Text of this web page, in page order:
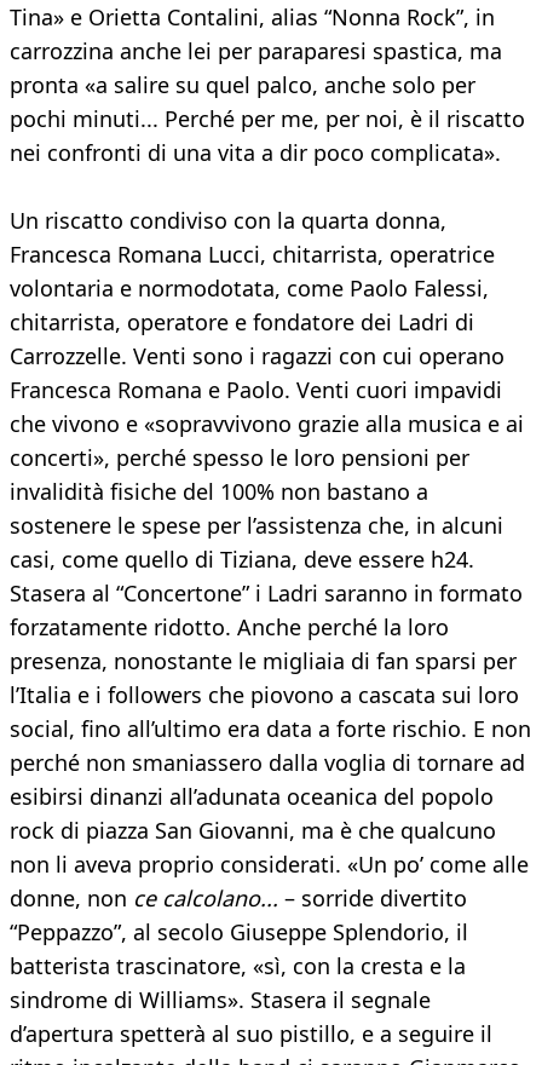
Tina» e Orietta Contalini, alias “Nonna Rock”, in
carrozzina anche lei per paraparesi spastica, ma
pronta «a salire su quel palco, anche solo per
pochi minuti... Perché per me, per noi, è il riscatto
nei confronti di una vita a dir poco complicata».
Un riscatto condiviso con la quarta donna,
Francesca Romana Lucci, chitarrista, operatrice
volontaria e normodotata, come Paolo Falessi,
chitarrista, operatore e fondatore dei Ladri di
Carrozzelle. Venti sono i ragazzi con cui operano
Francesca Romana e Paolo. Venti cuori impavidi
che vivono e «sopravvivono grazie alla musica e ai
concerti», perché spesso le loro pensioni per
invalidità fisiche del 100% non bastano a
sostenere le spese per l’assistenza che, in alcuni
casi, come quello di Tiziana, deve essere h24.
Stasera al “Concertone” i Ladri saranno in formato
forzatamente ridotto. Anche perché la loro
presenza, nonostante le migliaia di fan sparsi per
l’Italia e i followers che piovono a cascata sui loro
social, fino all’ultimo era data a forte rischio. E non
perché non smaniassero dalla voglia di tornare ad
esibirsi dinanzi all’adunata oceanica del popolo
rock di piazza San Giovanni, ma è che qualcuno
non li aveva proprio considerati. «Un po’ come alle
donne, non ce calcolano... – sorride divertito
“Peppazzo”, al secolo Giuseppe Splendorio, il
batterista trascinatore, «sì, con la cresta e la
sindrome di Williams». Stasera il segnale
d’apertura spetterà al suo pistillo, e a seguire il